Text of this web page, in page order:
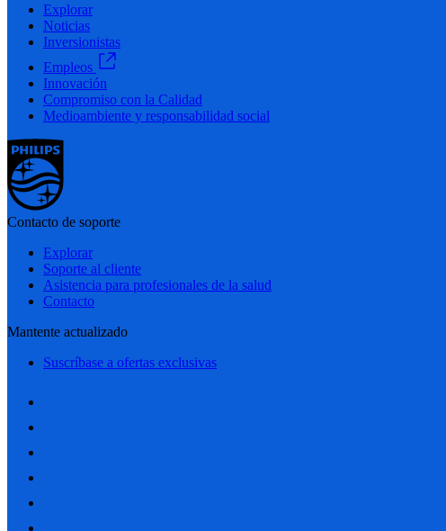
Explorar
Noticias
Inversionistas
Empleos
Innovación
Compromiso con la Calidad
Medioambiente y responsabilidad social
Contacto de soporte
Explorar
Soporte al cliente
Asistencia para profesionales de la salud
Contacto
Mantente actualizado
Suscríbase a ofertas exclusivas